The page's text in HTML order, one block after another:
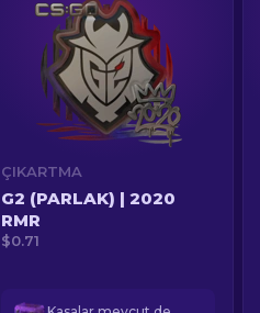
ÇIKARTMA
G2 (PARLAK) | 2020
RMR
$0.71